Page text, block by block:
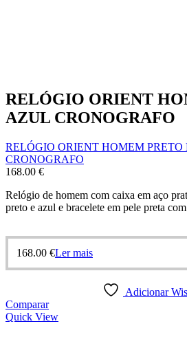
RELÓGIO ORIENT
AZUL CRONOGRAFO
RELÓGIO ORIENT HOMEM PRETO
CRONOGRAFO
168.00 €
Relógio de homem com caixa em aço
preto e azul e bracelete em pele preta
168.00 €Ler mais
Adicionar
Comparar
Quick View